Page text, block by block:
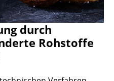
durch
Rohstoffe